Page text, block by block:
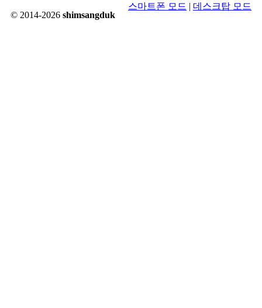
© 2014-2026 shimsangduk
스마트폰 모드 | 데스크탑 모드